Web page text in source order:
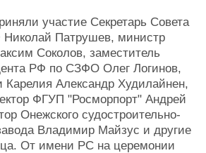
Флот
Галерея флота
Форум
Отзывы
Все службы
участие Секретарь Совета
Николай Патрушев, министр
Соколов, заместитель
РФ по СЗФО Олег Логинов,
Карелия Александр Худилайнен,
ФГУП "Росморпорт" Андрей
Онежского судостроительно-
Владимир Майзус и другие
От имени РС на церемонии